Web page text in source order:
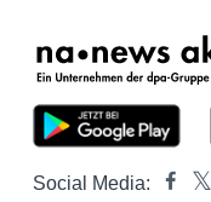
Social Media: